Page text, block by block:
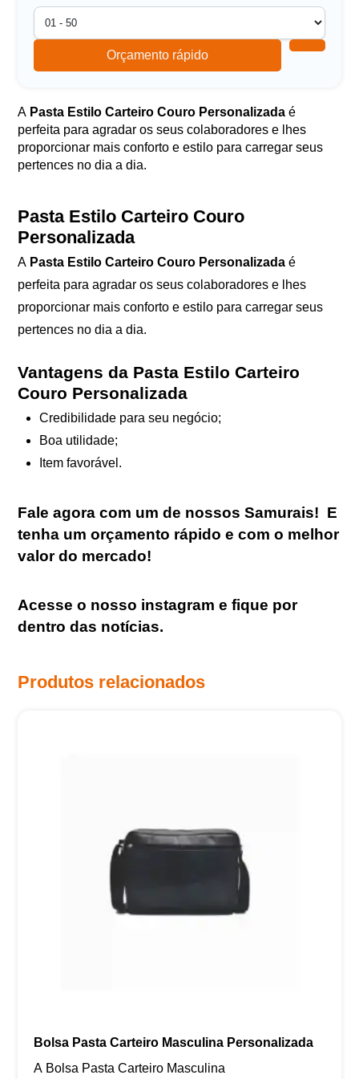
Orçamento rápido
A Pasta Estilo Carteiro Couro Personalizadaé
perfeita para agradar os seus colaboradores e lhes
proporcionar mais conforto e estilo para carregar seus
pertences no dia a dia.
Pasta Estilo Carteiro Couro
Personalizada
A Pasta Estilo Carteiro Couro Personalizadaé
perfeita para agradar os seus colaboradores e lhes
proporcionar mais conforto e estilo para carregar seus
pertences no dia a dia.
Vantagens da Pasta Estilo Carteiro
Couro Personalizada
Credibilidade para seu negócio;
Boa utilidade;
Item favorável.
Fale agora com um de nossos Samurais! E
tenha um orçamento rápido e com o melhor
valor do mercado!
Acesse o nosso instagram e fique por
dentro das notícias.
Produtos relacionados
Bolsa Pasta Carteiro Masculina Personalizada
A Bolsa Pasta Carteiro Masculina